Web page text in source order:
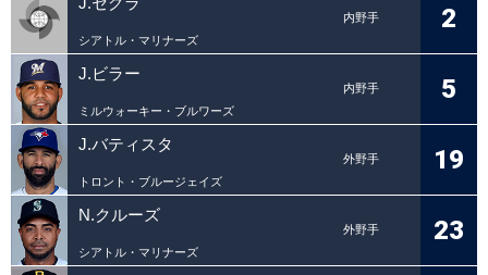
内野手
シアトル・マリナーズ
2
J.ビラー
内野手
ミルウォーキー・ブルワーズ
5
J.バティスタ
外野手
トロント・ブルージェイズ
19
N.クルーズ
外野手
シアトル・マリナーズ
23